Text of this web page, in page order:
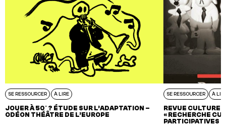
SE RESSOURCER À LIRE
JOUER À 50° ? ÉTUDE SUR L’ADAPTATION –
ODÉON THÉÂTRE DE L’EUROPE
SE RESSOURCER À
REVUE CULTURE
« RECHERCHE
PARTICIPATIVES »